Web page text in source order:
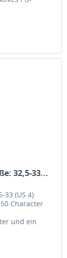
32,5-33...
33 (US 4)
Character
und ein